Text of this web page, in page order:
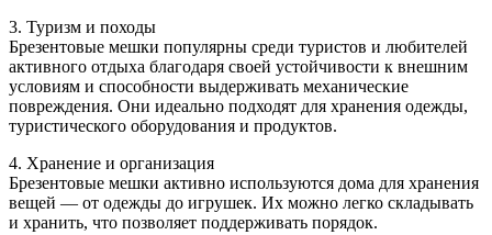
3. Туризм и походы
Брезентовые мешки популярны среди туристов и любителей
активного отдыха благодаря своей устойчивости к внешним
условиям и способности выдерживать механические
повреждения. Они идеально подходят для хранения одежды,
туристического оборудования и продуктов.
4. Хранение и организация
Брезентовые мешки активно используются дома для хранения
вещей — от одежды до игрушек. Их можно легко складывать
и хранить, что позволяет поддерживать порядок.